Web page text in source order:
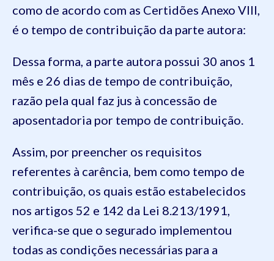
como de acordo com as Certidões Anexo VIII,
é o tempo de contribuição da parte autora:
Dessa forma, a parte autora possui 30 anos 1
mês e 26 dias de tempo de contribuição,
razão pela qual faz jus à concessão de
aposentadoria por tempo de contribuição.
Assim, por preencher os requisitos
referentes à carência, bem como tempo de
contribuição, os quais estão estabelecidos
nos artigos 52 e 142 da Lei 8.213/1991,
verifica-se que o segurado implementou
todas as condições necessárias para a